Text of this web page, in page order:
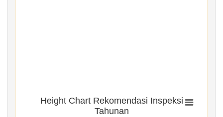
Height Chart Rekomendasi Inspeksi
Tahunan